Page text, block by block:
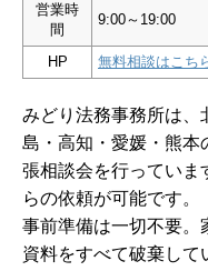
営業時
間
9:00～19:00
HP 無料相談はこち
みどり法務事務所は、
島・高知・愛媛・熊本
張相談会を行っていま
らの依頼が可能です。
事前準備は一切不要。
資料をすべて破棄して